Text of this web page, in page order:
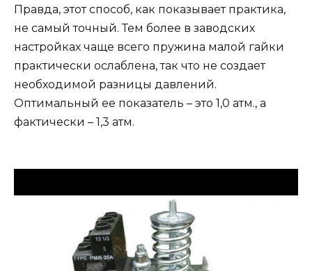
Правда, этот способ, как показывает практика,
не самый точный. Тем более в заводских
настройках чаще всего пружина малой гайки
практически ослаблена, так что не создает
необходимой разницы давлений.
Оптимальный ее показатель – это 1,0 атм., а
фактически – 1,3 атм.